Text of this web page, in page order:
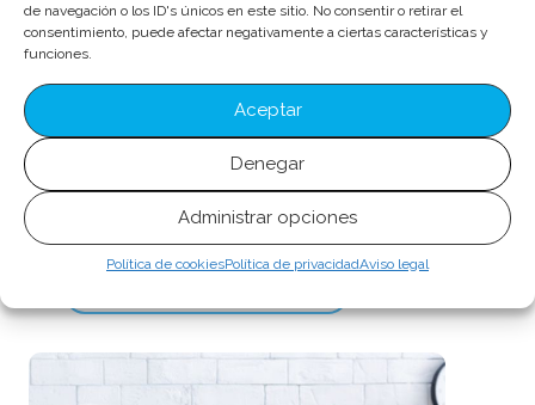
de navegación o los ID's únicos en este sitio. No consentir o retirar el
consentimiento, puede afectar negativamente a ciertas características y
funciones.
Aceptar
Denegar
Administrar opciones
Política de cookiesPolítica de privacidadAviso legal
TURISMO
Curso de Recepcionista de Hotel
Presencial